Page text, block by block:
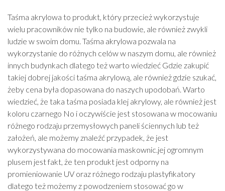
Taśma akrylowa to produkt, który przecież wykorzystuje
wielu pracowników nie tylko na budowie, ale również zwykli
ludzie w swoim domu. Taśma akrylowa pozwala na
wykorzystanie do różnych celów w naszym domu, ale również
innych budynkach dlatego też warto wiedzieć Gdzie zakupić
takiej dobrej jakości taśma akrylową, ale również gdzie szukać,
żeby cena była dopasowana do naszych upodobań. Warto
wiedzieć, że taka taśma posiada klej akrylowy, ale również jest
koloru czarnego No i oczywiście jest stosowana w mocowaniu
różnego rodzaju przemysłowych paneli ściennych lub też
założeń, ale możemy znaleźć przypadek, że jest
wykorzystywana do mocowania maskownic.jej ogromnym
plusem jest fakt, że ten produkt jest odporny na
promieniowanie UV oraz różnego rodzaju plastyfikatory
dlatego też możemy z powodzeniem stosować go w